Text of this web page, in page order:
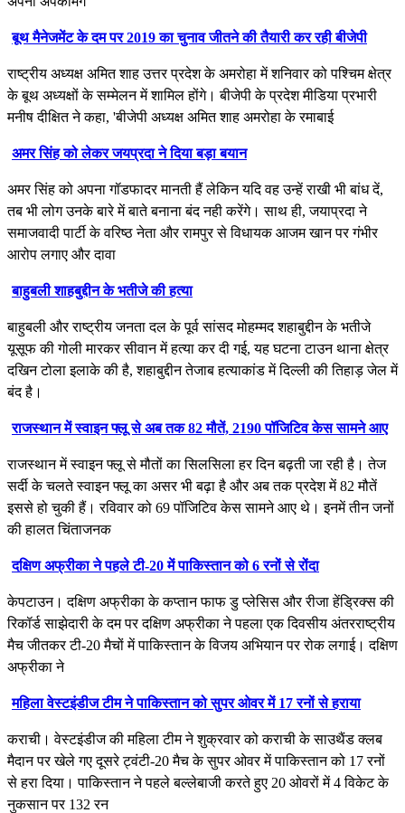
बूथ मैनेजमेंट के दम पर 2019 का चुनाव जीतने की तैयारी कर रही बीजेपी
राष्ट्रीय अध्यक्ष अमित शाह उत्तर प्रदेश के अमरोहा में शनिवार को पश्चिम क्षेत्र
के बूथ अध्यक्षों के सम्मेलन में शामिल होंगे। बीजेपी के प्रदेश मीडिया प्रभारी
मनीष दीक्षित ने कहा, 'बीजेपी अध्यक्ष अमित शाह अमरोहा के रमाबाई
अमर सिंह को लेकर जयप्रदा ने दिया बड़ा बयान
अमर सिंह को अपना गॉडफादर मानती हैं लेकिन यदि वह उन्हें राखी भी बांध दें,
तब भी लोग उनके बारे में बाते बनाना बंद नही करेंगे। साथ ही, जयाप्रदा ने
समाजवादी पार्टी के वरिष्ठ नेता और रामपुर से विधायक आजम खान पर गंभीर
आरोप लगाए और दावा
बाहुबली शाहबुद्दीन के भतीजे की हत्या
बाहुबली और राष्ट्रीय जनता दल के पूर्व सांसद मोहम्मद शहाबुद्दीन के भतीजे
यूसूफ की गोली मारकर सीवान में हत्या कर दी गई, यह घटना टाउन थाना क्षेत्र
दखिन टोला इलाके की है, शहाबुद्दीन तेजाब हत्याकांड में दिल्ली की तिहाड़ जेल में
बंद है।
राजस्थान में स्वाइन फ्लू से अब तक 82 मौतें, 2190 पॉजिटिव केस सामने आए
राजस्थान में स्वाइन फ्लू से मौतों का सिलसिला हर दिन बढ़ती जा रही है। तेज
सर्दी के चलते स्वाइन फ्लू का असर भी बढ़ा है और अब तक प्रदेश में 82 मौतें
इससे हो चुकी हैं। रविवार को 69 पॉजिटिव केस सामने आए थे। इनमें तीन जनों
की हालत चिंताजनक
दक्षिण अफ्रीका ने पहले टी-20 में पाकिस्तान को 6 रनों से रोंदा
केपटाउन। दक्षिण अफ्रीका के कप्तान फाफ डु प्लेसिस और रीजा हेंड्रिक्स की
रिकॉर्ड साझेदारी के दम पर दक्षिण अफ्रीका ने पहला एक दिवसीय अंतरराष्ट्रीय
मैच जीतकर टी-20 मैचों में पाकिस्तान के विजय अभियान पर रोक लगाई। दक्षिण
अफ्रीका ने
महिला वेस्टइंडीज टीम ने पाकिस्तान को सुपर ओवर में 17 रनों से हराया
कराची। वेस्टइंडीज की महिला टीम ने शुक्रवार को कराची के साउथैंड क्लब
मैदान पर खेले गए दूसरे ट्वंटी-20 मैच के सुपर ओवर में पाकिस्तान को 17 रनों
से हरा दिया। पाकिस्तान ने पहले बल्लेबाजी करते हुए 20 ओवरों में 4 विकेट के
नुकसान पर 132 रन